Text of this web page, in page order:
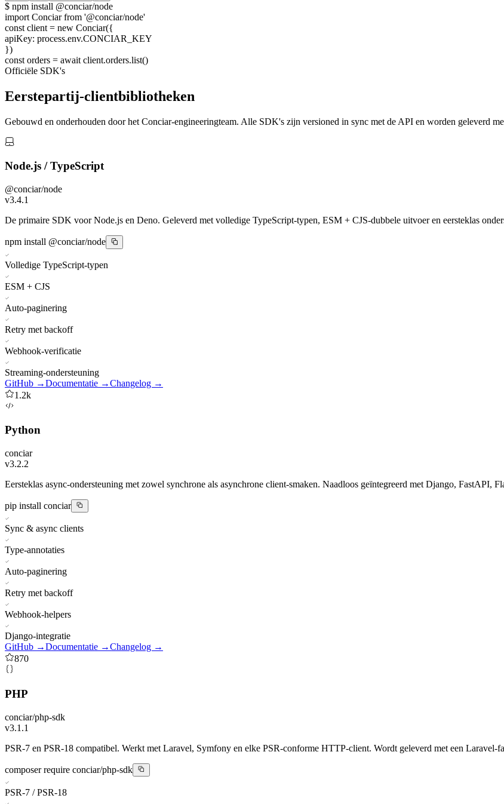
$ npm install @conciar/node
import Conciarfrom '@conciar/node'
const client = new Conciar({
apiKey: process.env.CONCIAR_KEY
})
const orders = await client.orders.list()
Officiële SDK's
Eerstepartij-clientbibliotheken
Gebouwd en onderhouden door het Conciar-engineeringteam. Alle SDK's zijn versioned in sync met de API en worden geleverd
Node.js / TypeScript
@conciar/node
v3.4.1
De primaire SDK voor Node.js en Deno. Geleverd met volledige TypeScript-typen, ESM + CJS-dubbele uitvoer en eersteklas
npm install @conciar/node
Volledige TypeScript-typen
ESM + CJS
Auto-paginering
Retry met backoff
Webhook-verificatie
Streaming-ondersteuning
GitHub →Documentatie →Changelog →
1.2k
Python
conciar
v3.2.2
Eersteklas async-ondersteuning met zowel synchrone als asynchrone client-smaken. Naadloos geïntegreerd met Django, FastAPI,
pip install conciar
Sync & async clients
Type-annotaties
Auto-paginering
Retry met backoff
Webhook-helpers
Django-integratie
GitHub →Documentatie →Changelog →
870
PHP
conciar/php-sdk
v3.1.1
PSR-7 en PSR-18 compatibel. Werkt met Laravel, Symfony en elke PSR-conforme HTTP-client. Wordt geleverd met een Laravel-
composer require conciar/php-sdk
PSR-7 / PSR-18